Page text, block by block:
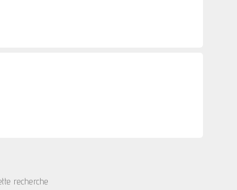
recherche